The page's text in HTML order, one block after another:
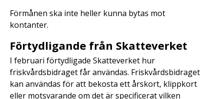
Förmånen ska inte heller kunna bytas mot
kontanter.
Förtydligande från Skatteverket
I februari förtydligade Skatteverket hur
friskvårdsbidraget får användas. Friskvårdsbidraget
kan användas för att bekosta ett årskort, klippkort
eller motsvarande om det är specificerat vilken